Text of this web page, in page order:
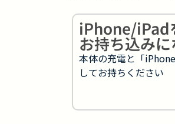
iPhone/iPad
お持ち込み
本体の充電と「
してお持ちください